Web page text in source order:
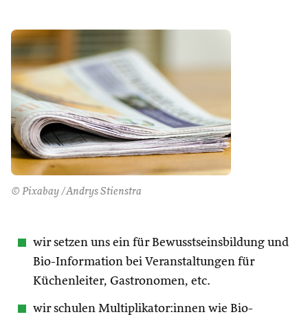
© Pixabay /Andrys Stienstra
wir setzen uns ein für Bewusstseinsbildung und
Bio-Information bei Veranstaltungen für
Küchenleiter, Gastronomen, etc.
wir schulen Multiplikator:innen wie Bio-